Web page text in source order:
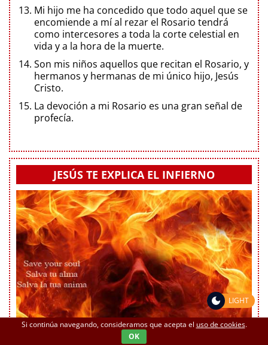
Mi hijo me ha concedido que todo aquel que se
encomiende a mí al rezar el Rosario tendrá
como intercesores a toda la corte celestial en
vida y a la hora de la muerte.
Son mis niños aquellos que recitan el Rosario, y
hermanos y hermanas de mi único hijo, Jesús
Cristo.
La devoción a mi Rosario es una gran señal de
profecía.
JESÚS TE EXPLICA EL INFIERNO
Si continúa navegando, consideramos que acepta el uso de cookies.
OK
LIGHT